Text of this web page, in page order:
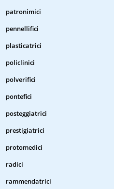
patronimici
pennellifici
plasticatrici
policlinici
polverifici
pontefici
posteggiatrici
prestigiatrici
protomedici
radici
rammendatrici